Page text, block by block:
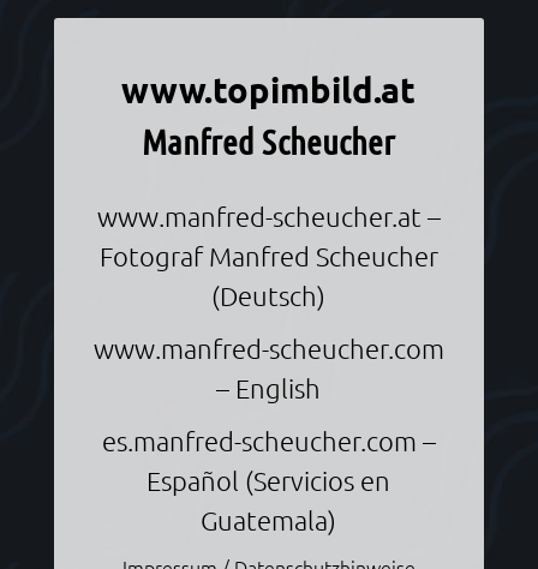
www.topimbild.at
Manfred Scheucher
www.manfred-scheucher.at –
Fotograf Manfred Scheucher
(Deutsch)
www.manfred-scheucher.com
– English
es.manfred-scheucher.com –
Español (Servicios en
Guatemala)